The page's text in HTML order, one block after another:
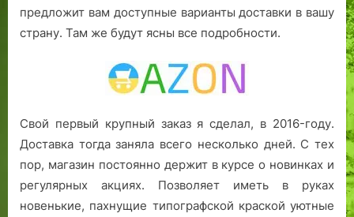
предложит вам доступные варианты доставки в вашу
страну. Там же будут ясны все подробности.
Свой первый крупный заказ я сделал, в 2016-году.
Доставка тогда заняла всего несколько дней. С тех
пор, магазин постоянно держит в курсе о новинках и
регулярных акциях. Позволяет иметь в руках
новенькие, пахнущие типографской краской уютные